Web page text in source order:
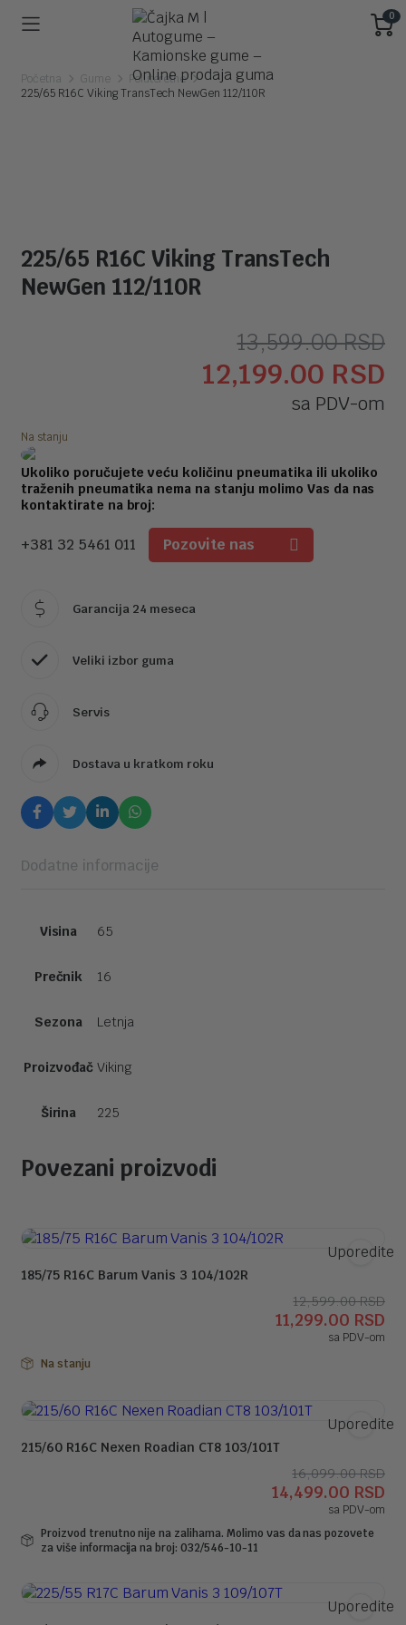
0
Početna Gume
Poluteretne
225/65 R16C Viking TransTech NewGen 112/110R
225/65 R16C Viking TransTech
NewGen 112/110R
13,599.00RSD
12,199.00 RSD
sa PDV-om
Na stanju
Ukoliko poručujete veću količinu pneumatika ili ukoliko
traženih pneumatika nema na stanju molimo Vas da nas
kontaktirate na broj:
+381 32 5461 011 Pozovite nas
Garancija 24 meseca
Veliki izbor guma
Servis
Dostava u kratkom roku
Dodatne informacije
Visina 65
Prečnik 16
Sezona Letnja
Proizvođač Viking
Širina 225
Povezani proizvodi
Uporedite
185/75 R16C Barum Vanis 3 104/102R
12,599.00RSD
je
11,299.00 RSD
je:
sa PDV-om
Na stanju
Uporedite
215/60 R16C Nexen Roadian CT8 103/101T
16,099.00RSD
je
14,499.00 RSD
je:
sa PDV-om
Proizvod trenutno nije na zalihama. Molimo vas da nas pozovete
za više informacija na broj: 032/546-10-11
Uporedite